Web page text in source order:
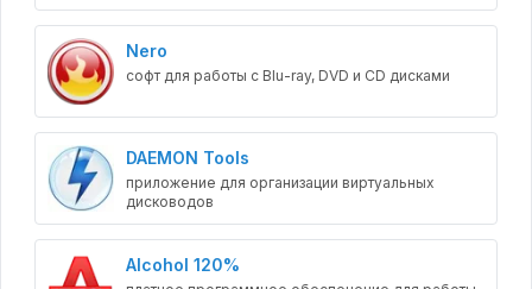
Nero
софт для работы с Blu-ray, DVD и CD дисками
DAEMON Tools
приложение для организации виртуальных
дисководов
Alcohol 120%